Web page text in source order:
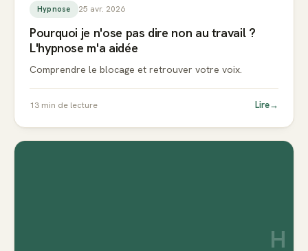
Hypnose 25 avr. 2026
Pourquoi je n'ose pas dire non au travail ?
L'hypnose m'a aidée
Comprendre le blocage et retrouver votre voix.
13 min de lecture Lire→
H